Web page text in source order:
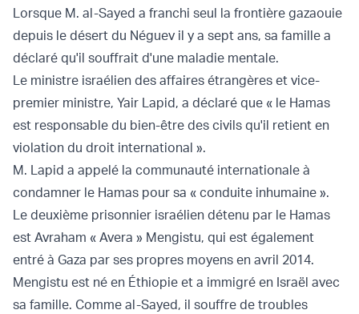
Lorsque M. al-Sayed a franchi seul la frontière gazaouie
depuis le désert du Néguev il y a sept ans, sa famille a
déclaré qu'il souffrait d'une maladie mentale.
Le ministre israélien des affaires étrangères et vice-
premier ministre, Yair Lapid, a déclaré que « le Hamas
est responsable du bien-être des civils qu'il retient en
violation du droit international ».
M. Lapid a appelé la communauté internationale à
condamner le Hamas pour sa « conduite inhumaine ».
Le deuxième prisonnier israélien détenu par le Hamas
est Avraham « Avera » Mengistu, qui est également
entré à Gaza par ses propres moyens en avril 2014.
Mengistu est né en Éthiopie et a immigré en Israël avec
sa famille. Comme al-Sayed, il souffre de troubles